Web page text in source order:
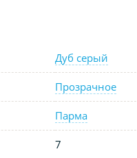
Дуб серый
Прозрачное
Парма
7